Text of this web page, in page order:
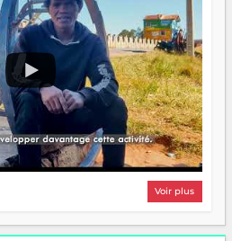
Voir plus